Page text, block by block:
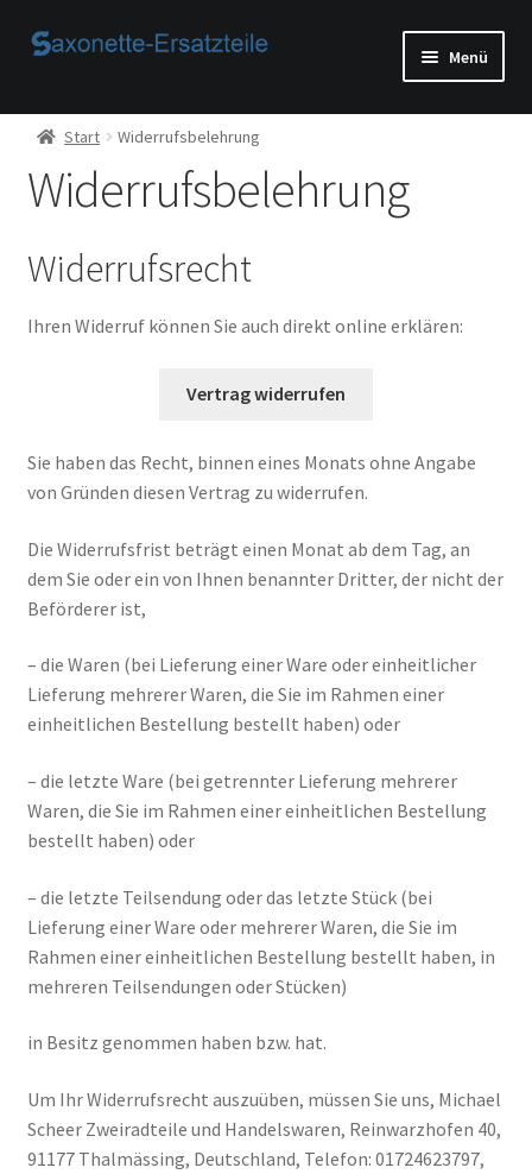
Zur
Zum
Menü
Start
AGB
Ihr Konto
Impressum
Kasse
Vertrag widerrufen
Widerrufsbelehrung
Zahlungsarten
Start Widerrufsbelehrung
Widerrufsbelehrung
Widerrufsrecht
Ihren Widerruf können Sie auch direkt online erklären:
Vertrag widerrufen
Sie haben das Recht, binnen eines Monats ohne Angabe
von Gründen diesen Vertrag zu widerrufen.
Die Widerrufsfrist beträgt einen Monat ab dem Tag, an
dem Sie oder ein von Ihnen benannter Dritter, der nicht der
Beförderer ist,
– die Waren (bei Lieferung einer Ware oder einheitlicher
Lieferung mehrerer Waren, die Sie im Rahmen einer
einheitlichen Bestellung bestellt haben) oder
– die letzte Ware (bei getrennter Lieferung mehrerer
Waren, die Sie im Rahmen einer einheitlichen Bestellung
bestellt haben) oder
– die letzte Teilsendung oder das letzte Stück (bei
Lieferung einer Ware oder mehrerer Waren, die Sie im
Rahmen einer einheitlichen Bestellung bestellt haben, in
mehreren Teilsendungen oder Stücken)
in Besitz genommen haben bzw. hat.
Um Ihr Widerrufsrecht auszuüben, müssen Sie uns, Michael
Scheer Zweiradteile und Handelswaren, Reinwarzhofen 40,
91177 Thalmässing, Deutschland, Telefon: 01724623797,